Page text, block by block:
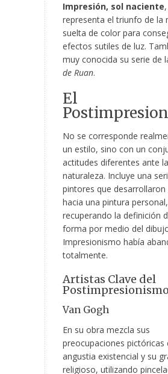
Impresión, sol naciente
representa el triunfo de la
suelta de color para
efectos sutiles de luz.
muy conocida su serie de
de Ruan.
El
No se corresponde
un estilo, sino con un
actitudes diferentes ante la
naturaleza. Incluye una
pintores que desarrollaron
hacia una pintura personal,
recuperando la definición
forma por medio del
Impresionismo había
totalmente.
Artistas Clave del
Postimpresionismo
Van Gogh
En su obra mezcla sus
preocupaciones pictóricas
angustia existencial y su
religioso, utilizando